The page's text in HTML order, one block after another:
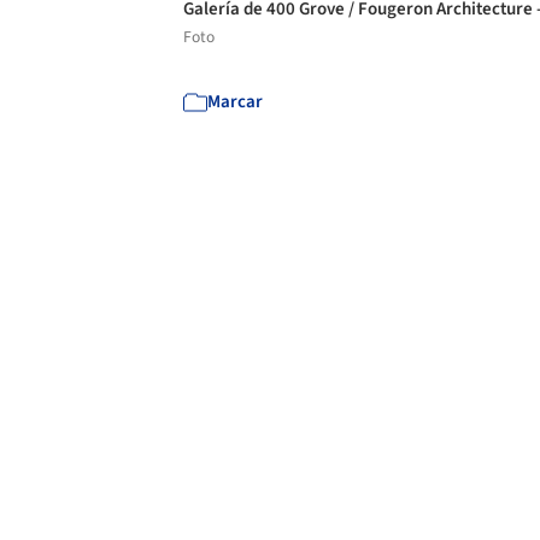
Galería de 400 Grove / Fougeron Architecture
Foto
Marcar